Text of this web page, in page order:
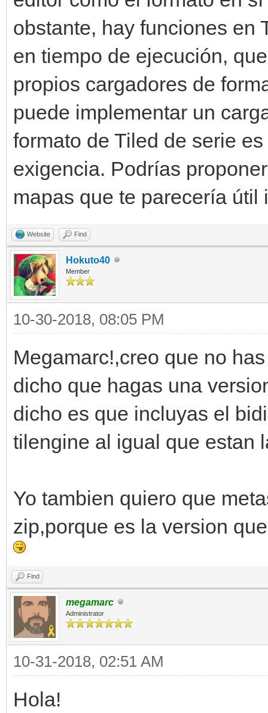
obstante, hay funciones en
en tiempo de ejecución,
propios cargadores de
puede implementar un
formato de Tiled de serie
exigencia. Podrías
mapas que te parecería útil
Website Find
Hokuto40
Member
10-30-2018, 08:05 PM
Megamarc!,creo que no
dicho que hagas una
dicho es que incluyas el
tilengine al igual que estan
Yo tambien quiero que
zip,porque es la version
Find
megamarc
Administrator
10-31-2018, 02:51 AM
Hola!